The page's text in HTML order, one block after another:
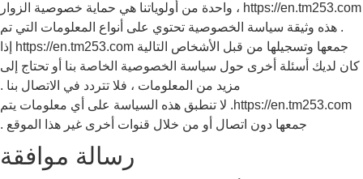
https://en.tm253.com ، واحدة من أولوياتنا هي حماية خصوصية الزوار
. هذه وثيقة سياسة الخصوصية تحتوي على أنواع المعلومات التي تم
جمعها وتسجيلها من قبل الأشخاص التالية https://en.tm253.com إذا
كان لديك أسئلة أخرى حول سياسة الخصوصية الخاصة بنا أو تحتاج إلى
مزيد من المعلومات ، فلا تتردد في الاتصال بنا .
https://en.tm253.com. لا تنطبق هذه السياسة على أي معلومات يتم
جمعها دون اتصال أو من خلال قنوات أخرى غير هذا الموقع .
رسالة موافقة